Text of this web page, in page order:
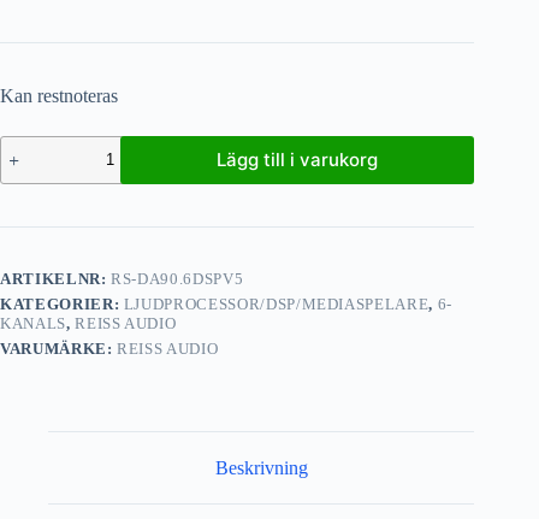
Kan restnoteras
Lägg till i varukorg
ARTIKELNR:RS-DA90.6DSPV5
KATEGORIER: LJUDPROCESSOR/DSP/MEDIASPELARE, 6-
KANALS,REISS AUDIO
VARUMÄRKE:REISS AUDIO
Beskrivning